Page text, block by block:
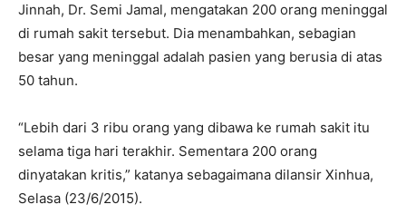
Jinnah, Dr. Semi Jamal, mengatakan 200 orang meninggal
di rumah sakit tersebut. Dia menambahkan, sebagian
besar yang meninggal adalah pasien yang berusia di atas
50 tahun.
“Lebih dari 3 ribu orang yang dibawa ke rumah sakit itu
selama tiga hari terakhir. Sementara 200 orang
dinyatakan kritis,” katanya sebagaimana dilansir Xinhua,
Selasa (23/6/2015).